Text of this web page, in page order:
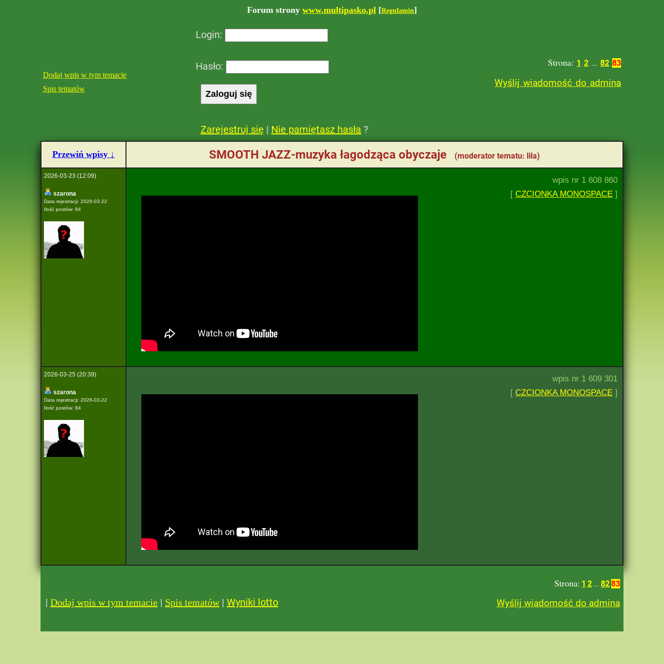
Forum strony www.multipasko.pl [Regulamin]
Dodaj wpis w tym temacie
Spis tematów
Login:
Hasło:
Zarejestruj się | Nie pamiętasz hasła ?
Strona: 1 2 ... 82 83
Wyślij wiadomość do admina
Przewiń wpisy ↓ SMOOTH JAZZ-muzyka łagodząca obyczaje (moderator tematu: lila)
2026-03-23 (12:09)
szarona
Data rejestracji: 2026-03-22
Ilość postów: 84
wpis nr 1 608 860
[ CZCIONKA MONOSPACE ]
2026-03-25 (20:39)
szarona
Data rejestracji: 2026-03-22
Ilość postów: 84
wpis nr 1 609 301
[ CZCIONKA MONOSPACE ]
| Dodaj wpis w tym temacie | Spis tematów| Wyniki lotto
Strona: 1 2 ... 8283
Wyślij wiadomość do admina